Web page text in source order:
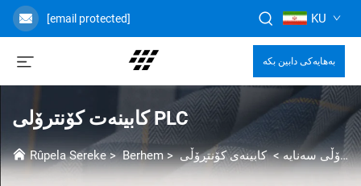
[email protected] KU
بەهایەکی دابین بکە
کابینەت کۆنترۆلی PLC
Rûpela Sereke>Berhem> کۆنتڕۆڵی سەنایە>